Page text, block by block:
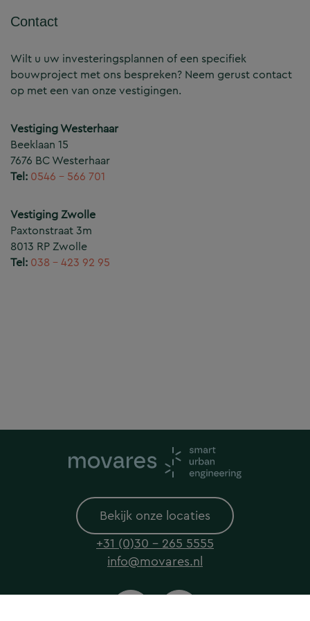
Contact
Wilt u uw investeringsplannen of een specifiek
bouwproject met ons bespreken? Neem gerust contact
op met een van onze vestigingen.
Vestiging Westerhaar
Beeklaan 15
7676 BC Westerhaar
Tel: 0546 – 566 701
Vestiging Zwolle
Paxtonstraat 3m
8013 RP Zwolle
Tel: 038 – 423 92 95
Bekijk onze locaties
+31 (0)30 - 265 5555
info@movares.nl